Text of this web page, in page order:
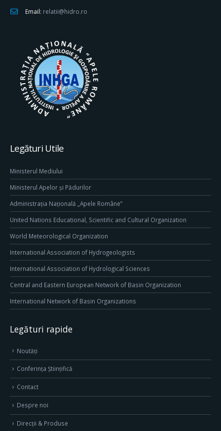
Email: relatii@hidro.ro
Legături Utile
Ministerul Mediului
Ministerul Apelor și Pădurilor
Administrația Națională „Apele Române”
United Nations Educational, Scientific and Cultural Organization
World Meteorological Organization
International Association of Hydrogeologists
International Association of Hydrological Sciences
Central and Eastern European Network of Basin Organization
International Network of Basin Organizations
Legături rapide
Noutăți
Conferința Științifică
Contact
Despre noi
Direcţii & Produse